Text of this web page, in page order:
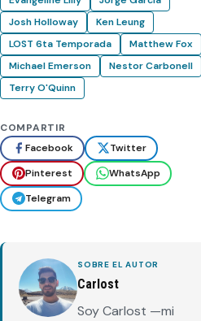
Josh Holloway
Ken Leung
LOST 6ta Temporada
Matthew Fox
Michael Emerson
Nestor Carbonell
Terry O'Quinn
COMPARTIR
Facebook
Twitter
Pinterest
WhatsApp
Telegram
SOBRE EL AUTOR
Carlost
Soy Carlost —mi